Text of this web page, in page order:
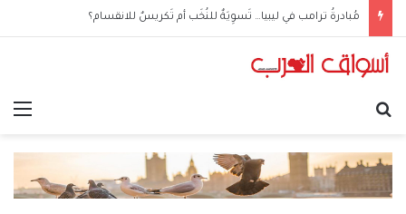
مُبادرةُ ترامب في ليبيا… تَسوِيَةٌ للنُخَب أم تَكريسٌ للانقسام؟